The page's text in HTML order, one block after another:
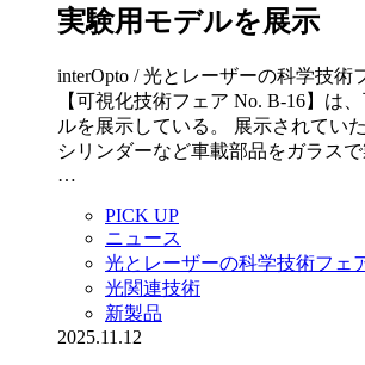
実験用モデルを展示
interOpto / 光とレーザーの科学技術
【可視化技術フェア No. B-16】は
ルを展示している。 展示されてい
シリンダーなど車載部品をガラスで
…
PICK UP
ニュース
光とレーザーの科学技術フェ
光関連技術
新製品
2025.11.12